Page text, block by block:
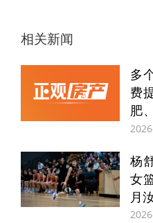
主持人：
烽火散去了80年，
话？
民反抗外敌入侵第
斗争，它值得全体中
主题可以常写常新
相关新闻
多
费
肥
岛
杨
女
月